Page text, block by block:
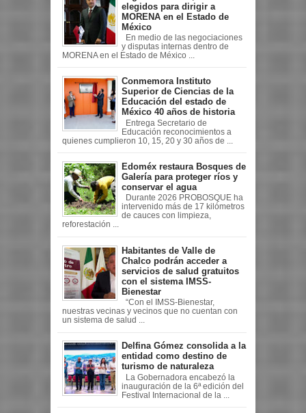
elegidos para dirigir a
MORENA en el Estado de
México
En medio de las negociaciones
y disputas internas dentro de
MORENA en el Estado de México ...
Conmemora Instituto
Superior de Ciencias de la
Educación del estado de
México 40 años de historia
Entrega Secretario de
Educación reconocimientos a
quienes cumplieron 10, 15, 20 y 30 años de ...
Edoméx restaura Bosques de
Galería para proteger ríos y
conservar el agua
Durante 2026 PROBOSQUE ha
intervenido más de 17 kilómetros
de cauces con limpieza,
reforestación ...
Habitantes de Valle de
Chalco podrán acceder a
servicios de salud gratuitos
con el sistema IMSS-
Bienestar
“Con el IMSS-Bienestar,
nuestras vecinas y vecinos que no cuentan con
un sistema de salud ...
Delfina Gómez consolida a la
entidad como destino de
turismo de naturaleza
La Gobernadora encabezó la
inauguración de la 6ª edición del
Festival Internacional de la ...